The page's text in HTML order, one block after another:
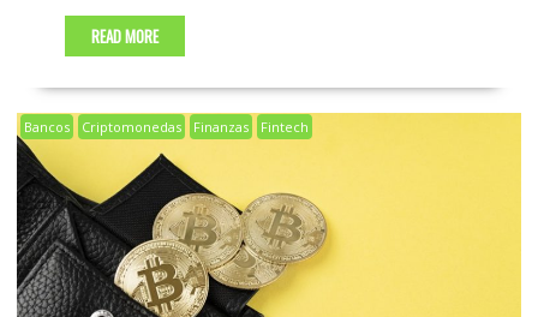
READ MORE
Bancos Criptomonedas Finanzas Fintech